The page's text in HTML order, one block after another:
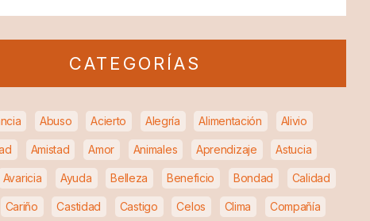
CATEGORÍAS
Abuso Acierto Alegría Alimentación Alivio
Amistad Amor Animales Aprendizaje Astucia
Avaricia Ayuda Belleza Beneficio Bondad Calidad
Cariño Castidad Castigo Celos Clima Compañía